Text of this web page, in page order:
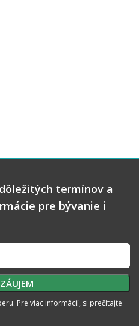
termínov a
pre bývanie i
Pre viac informácií, si prečítajte